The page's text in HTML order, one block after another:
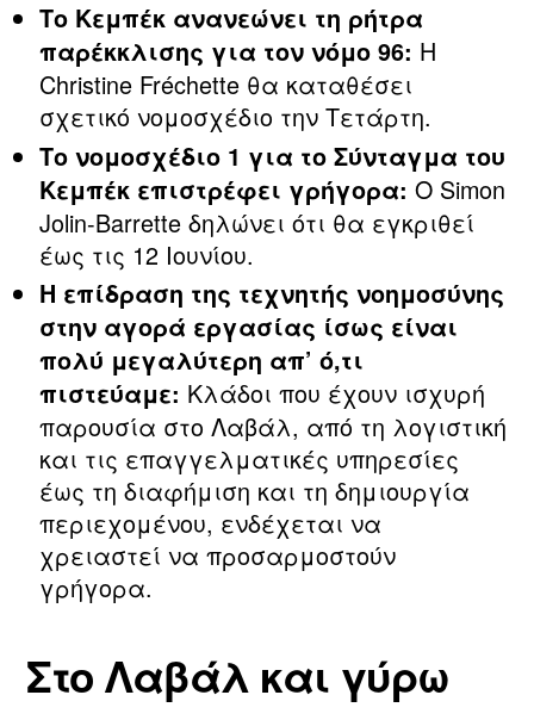
Το Κεμπέκ ανανεώνει τη ρήτρα
παρέκκλισης για τον νόμο 96: Η
Christine Fréchette θα καταθέσει
σχετικό νομοσχέδιο την Τετάρτη.
Το νομοσχέδιο 1 για το Σύνταγμα του
Κεμπέκ επιστρέφει γρήγορα: Ο Simon
Jolin-Barrette δηλώνει ότι θα εγκριθεί
έως τις 12 Ιουνίου.
Η επίδραση της τεχνητής νοημοσύνης
στην αγορά εργασίας ίσως είναι
πολύ μεγαλύτερη απ’ ό,τι
πιστεύαμε: Κλάδοι που έχουν ισχυρή
παρουσία στο Λαβάλ, από τη λογιστική
και τις επαγγελματικές υπηρεσίες
έως τη διαφήμιση και τη δημιουργία
περιεχομένου, ενδέχεται να
χρειαστεί να προσαρμοστούν
γρήγορα.
Στο Λαβάλ και γύρω